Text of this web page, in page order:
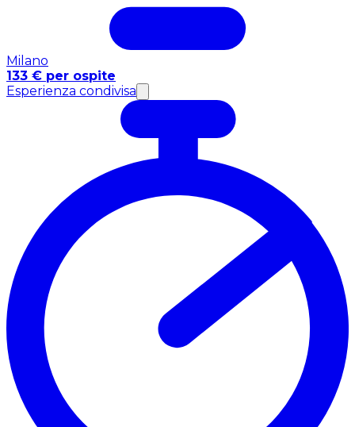
Milano
133 € per ospite
Esperienza condivisa